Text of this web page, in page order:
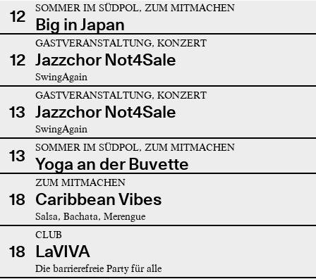
12
SOMMER IM SÜDPOL, ZUM MITMACHEN
Big in Japan
12
GASTVERANSTALTUNG, KONZERT
Jazzchor Not4Sale
SwingAgain
13
GASTVERANSTALTUNG, KONZERT
Jazzchor Not4Sale
SwingAgain
13 SOMMER IM SÜDPOL, ZUM MITMACHEN
Yoga an der Buvette
18
ZUM MITMACHEN
Caribbean Vibes
Salsa, Bachata, Merengue
18
CLUB
LaVIVA
Die barrierefreie Party für alle